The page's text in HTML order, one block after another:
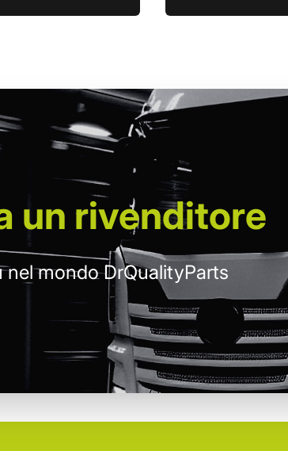
un rivenditore
nel mondo DrQualityParts